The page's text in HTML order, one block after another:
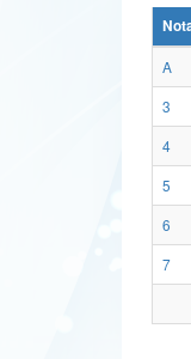
A
3
4
5
6
7